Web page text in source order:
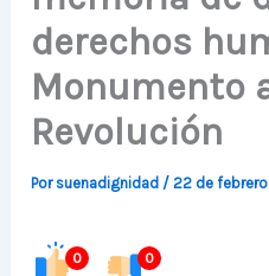
derechos
Monumento
Revolución
Por suenadignidad /22 de
0 0